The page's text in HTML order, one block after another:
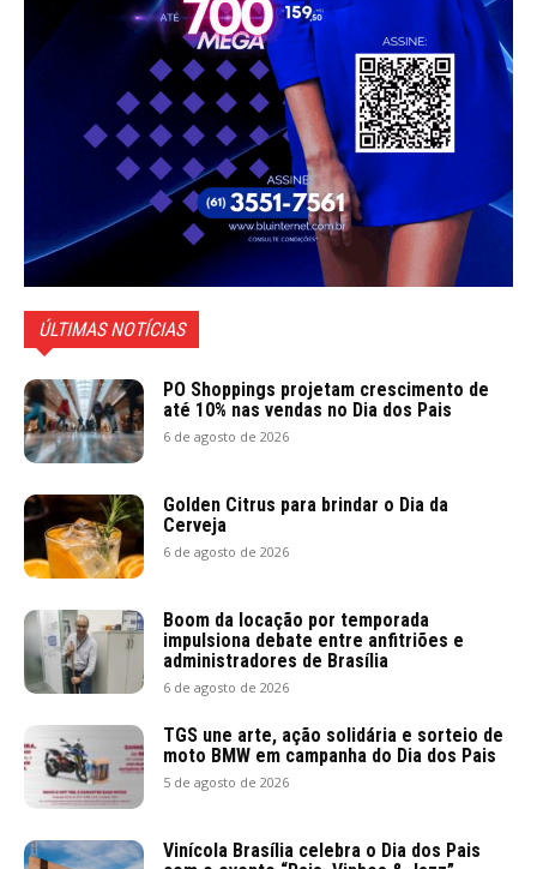
ÚLTIMAS NOTÍCIAS
PO Shoppings projetam crescimento de
até 10% nas vendas no Dia dos Pais
6 de agosto de 2026
Golden Citrus para brindar o Dia da
Cerveja
6 de agosto de 2026
Boom da locação por temporada
impulsiona debate entre anfitriões e
administradores de Brasília
6 de agosto de 2026
TGS une arte, ação solidária e sorteio de
moto BMW em campanha do Dia dos Pais
5 de agosto de 2026
Vinícola Brasília celebra o Dia dos Pais